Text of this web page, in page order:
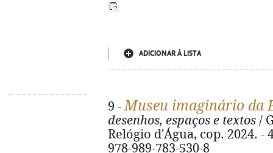
ADICIONAR À LISTA
9 -Museu imaginário da
desenhos, espaços e textos /
Relógio d'Água, cop. 2024. -
978-989-783-530-8